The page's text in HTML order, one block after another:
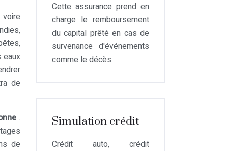
eaux
de
.
de
Cette assurance prend en
charge le remboursement
du capital prêté en cas de
survenance d'événements
comme le décès.
Simulation crédit
Crédit auto, crédit